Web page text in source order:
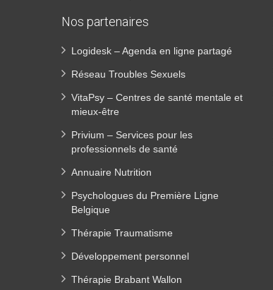
Nos partenaires
Logidesk – Agenda en ligne partagé
Réseau Troubles Sexuels
VitaPsy – Centres de santé mentale et
mieux-être
Privium – Services pour les
professionnels de santé
Annuaire Nutrition
Psychologues du Première Ligne
Belgique
Thérapie Traumatisme
Développement personnel
Thérapie Brabant Wallon